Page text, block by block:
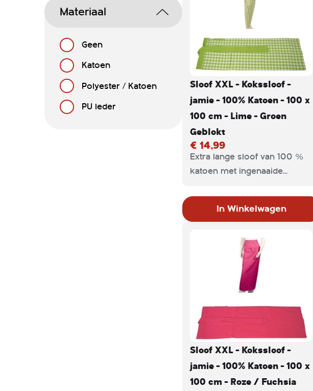
twee handige zakken aan de
voorzijde om kook- of
bergen. Extra lusjes bieden
ruimte om een doek of tool
Sloof XXL - Kokssloof -
jamie - 100% Katoen - 100 x
100 cm - Lime - Groen
Geblokt
€ 14,99
Extra lange sloof van 100 %
katoen met ingenaaide
een keukendoek. Ideaal voor
zowel keuken- als bedienend
Productkenmerken: -Kleur:
Groen / Lime -Afmetingen:
100 x 100 cm -Materiaal:
100% katoen -Gewicht 240g
In Winkelwagen
Sloof XXL - Kokssloof -
jamie - 100% Katoen - 100 x
100 cm - Roze / Fuchsia
Materiaal
Geen
Katoen
Polyester / Katoen
PU leder